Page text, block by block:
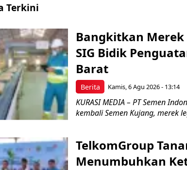
Terkini
Berita
Bangkitkan Merek
SIG Bidik
Barat
Kamis, 6 Agu 2026 - 13:14
KURASI MEDIA – PT Semen
kembali Semen Kujang, merek
TelkomGroup
Menumbuhkan